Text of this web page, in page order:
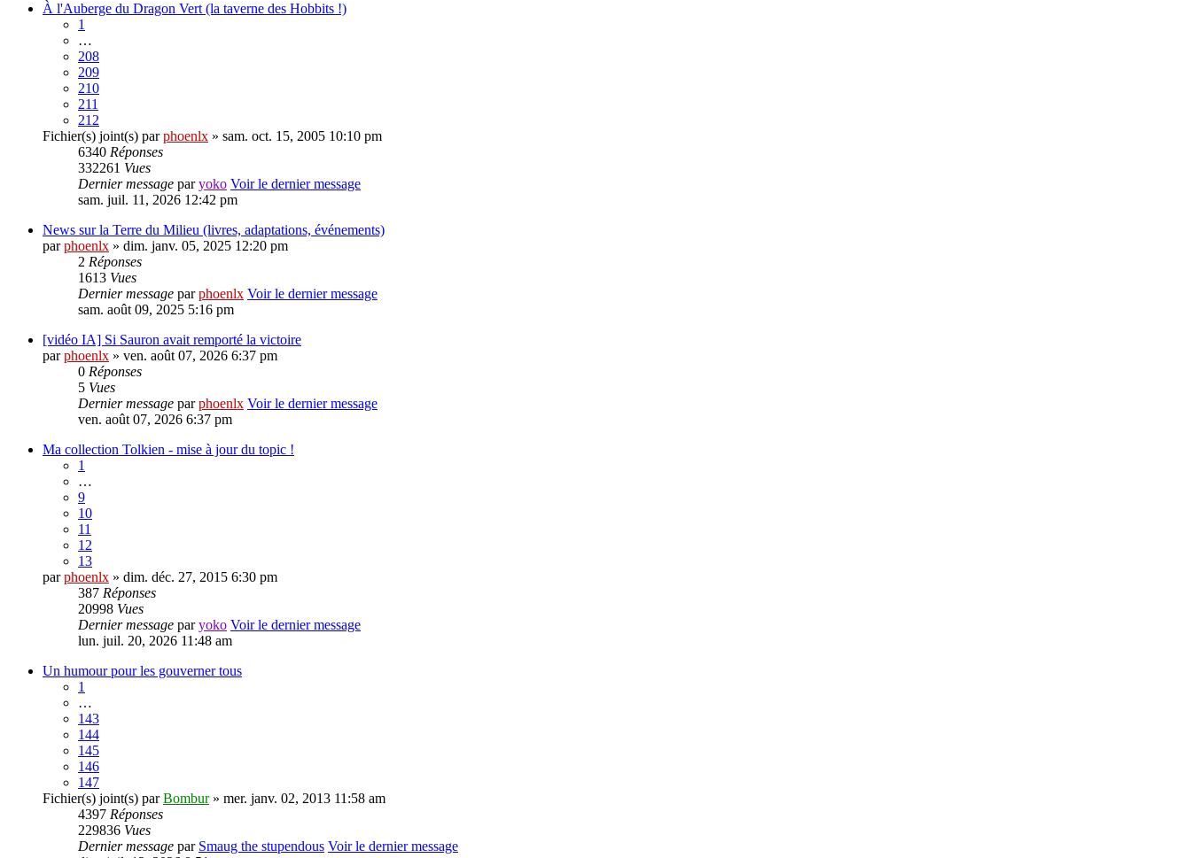
À l'Auberge du Dragon Vert (la taverne des Hobbits !)
1
…
208
209
210
211
212
Fichier(s) joint(s) parphoenlx » sam. oct. 15, 2005 10:10 pm
6340 Réponses
332261 Vues
Dernier message paryoko Voir le dernier message
sam. juil. 11, 2026 12:42 pm
News sur la Terre du Milieu (livres, adaptations, événements)
parphoenlx » dim. janv. 05, 2025 12:20 pm
2 Réponses
1613 Vues
Dernier message parphoenlx Voir le dernier message
sam. août 09, 2025 5:16 pm
[vidéo IA] Si Sauron avait remporté la victoire
parphoenlx » ven. août 07, 2026 6:37 pm
0 Réponses
5 Vues
Dernier message parphoenlx Voir le dernier message
ven. août 07, 2026 6:37 pm
Ma collection Tolkien - mise à jour du topic !
1
…
9
10
11
12
13
parphoenlx » dim. déc. 27, 2015 6:30 pm
387 Réponses
20998 Vues
Dernier message paryoko Voir le dernier message
lun. juil. 20, 2026 11:48 am
Un humour pour les gouverner tous
1
…
143
144
145
146
147
Fichier(s) joint(s) parBombur» mer. janv. 02, 2013 11:58 am
4397 Réponses
229836 Vues
Dernier message par Smaug the stupendous Voir le dernier message